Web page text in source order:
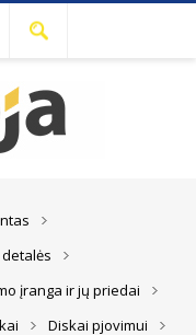
įranga ir jų priedai
Diskai pjovimui